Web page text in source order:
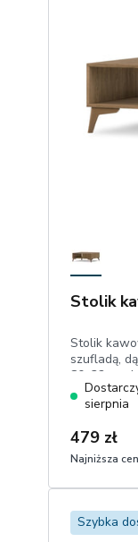
Stolik
Stolik
szufladą,
80x32 cm,
sierpnia
479 zł
Najniższa
1
Szybka